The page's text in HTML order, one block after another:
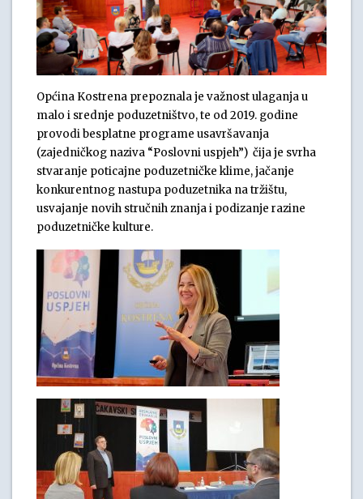
Općina Kostrena prepoznala je važnost ulaganja u
malo i srednje poduzetništvo, te od 2019. godine
provodi besplatne programe usavršavanja
(zajedničkog naziva “Poslovni uspjeh”) čija je svrha
stvaranje poticajne poduzetničke klime, jačanje
konkurentnog nastupa poduzetnika na tržištu,
usvajanje novih stručnih znanja i podizanje razine
poduzetničke kulture.